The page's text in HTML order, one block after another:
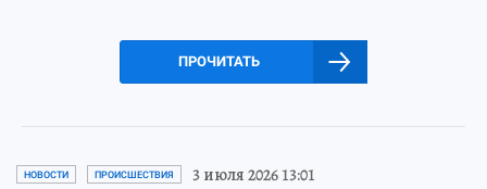
ПРОЧИТАТЬ
НОВОСТИ ПРОИСШЕСТВИЯ 3 июля 2026 13:01